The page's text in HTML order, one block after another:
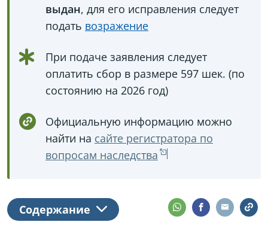
выдан, для его исправления следует
подать возражение
При подаче заявления следует
оплатить сбор в размере 597 шек. (по
состоянию на 2026 год)
Официальную информацию можно
найти на сайте регистратора по
вопросам наследства
Содержание